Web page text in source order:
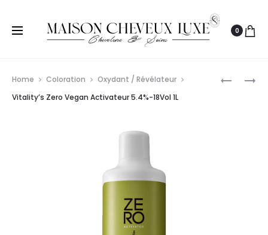
0
WELLA
Home Coloration
Oxydant / Révélateur
Vitality’s Zero Vegan Activateur 5.4%-18Vol 1L